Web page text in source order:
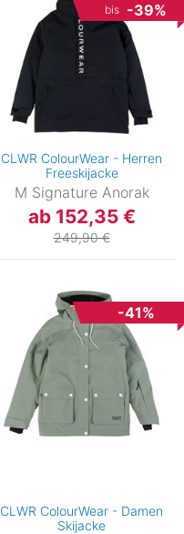
bis -39%
CLWR ColourWear - Herren
Freeskijacke
M Signature Anorak
ab 152,35 €
249,90 €
-41%
CLWR ColourWear - Damen
Skijacke